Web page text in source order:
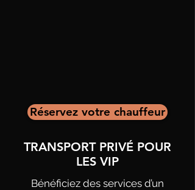
Réservez votre chauffeur
TRANSPORT PRIVÉ POUR
LES VIP
Bénéficiez des services d’un